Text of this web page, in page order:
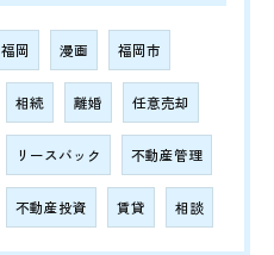
福岡 漫画 福岡市
相続 離婚 任意売却
リースバック 不動産管理
不動産投資 賃貸 相談